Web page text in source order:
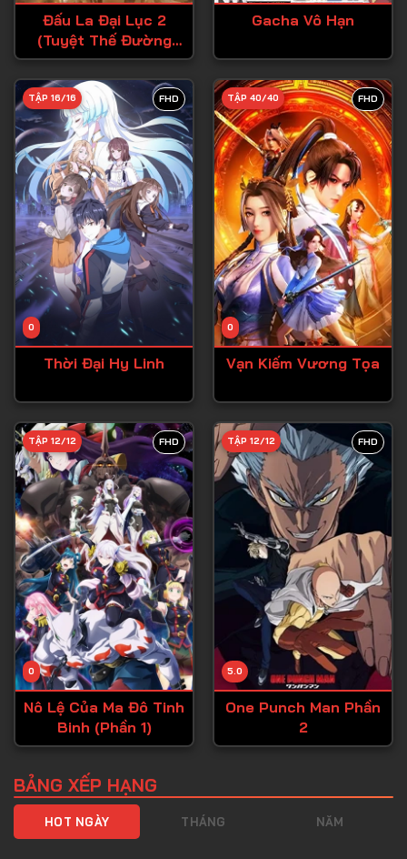
Tập 26
Tập 29
Tập 30
Tập 31
Tập 32
Tập 33
Tập 34
Tập 35
Tập 36
Tập 39
Tập 40
Tập 41
Tập 42
Tập 43
Tập 44
Tập 45
Tập 46
Tập 47
Tập 49
Đấu La Đại Lục 2
(Tuyệt Thế Đường
Môn)
Gacha Vô Hạn
FHD
0
TẬP 16/16
Thời Đại Hy Linh
FHD
0
TẬP 40/40
Vạn Kiếm Vương Tọa
FHD
0
TẬP 12/12
Nô Lệ Của Ma Đô Tinh
Binh (Phần 1)
FHD
5.0
TẬP 12/12
One Punch Man Phần
2
BẢNG XẾP HẠNG
HOT NGÀY THÁNG NĂM